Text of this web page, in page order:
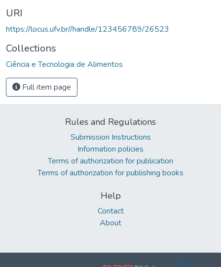
URI
https://locus.ufv.br//handle/123456789/26523
Collections
Ciência e Tecnologia de Alimentos
Full item page
Rules and Regulations
Submission Instructions
Information policies
Terms of authorization for publication
Terms of authorization for publishing books
Help
Contact
About